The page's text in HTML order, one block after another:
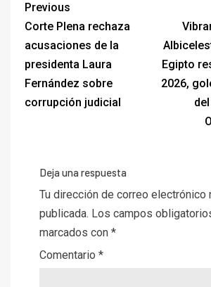
Previous
Corte Plena rechaza
acusaciones de la
presidenta Laura
Fernández sobre
corrupción judicial
Egipto
2026,
Deja una respuesta
Tu dirección de correo electrónico
publicada. Los campos
marcados con *
Comentario *